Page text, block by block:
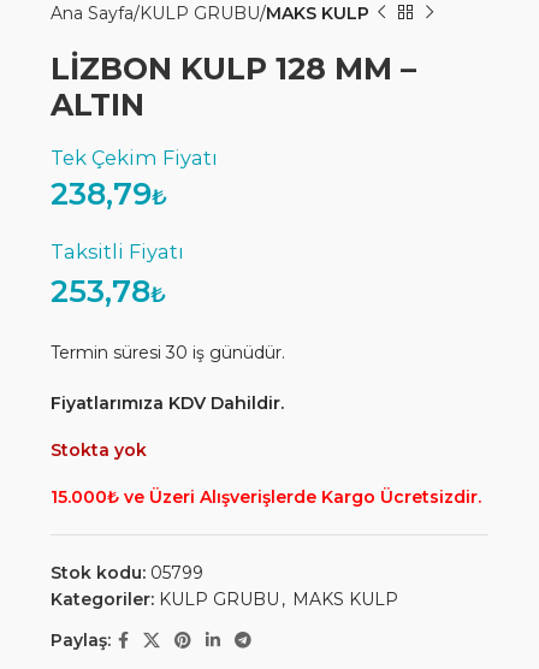
Ana Sayfa KULP GRUBU MAKS KULP
LİZBON KULP 128 MM –
ALTIN
238,79₺
253,78₺
Termin süresi 30 iş günüdür.
Fiyatlarımıza KDV Dahildir.
Stokta yok
15.000₺ ve Üzeri Alışverişlerde Kargo Ücretsizdir.
Stok kodu: 05799
Kategoriler: KULP GRUBU , MAKS KULP
Paylaş: